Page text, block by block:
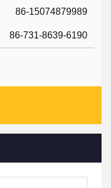
86-15074879989
86-731-8639-6190